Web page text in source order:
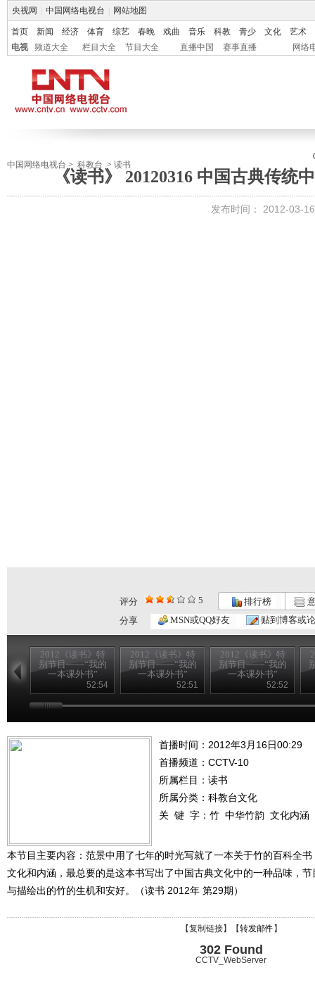
央视网 中国网络电视台 网站地图
首页 新闻 经济 体育 综艺 春晚 戏曲 音乐 科教 青少 文化
艺术
电视
频道大全 栏目大全 节目大全 直播中国 赛事直播 网络
中国网络电视台 > 科教台 > 读书
《读书》 20120316 中国古典传统
发布时间： 2012-03-
评分 5 排行榜
分享
MSN或QQ好友 贴到博客或
2012《读书》特
别节目——“我的
一本课外书”
2012082652:54
2012《读书》特
别节目——“我的
一本课外书”
2012082552:51
2012《读书》特
别节目——“我的
一本课外书”
2012082452:52
首播时间：2012年3月16日00:29
首播频道： CCTV-10
所属栏目： 读书
所属分类：科教台文化
关 键 字： 竹 中华竹韵 文化内涵
本节目主要内容：范景中用了七年的时光写就了一本关于竹的百科全
文化和内涵，最总要的是这本书写出了中国古典文化中的一种品味，
与描绘出的竹的生机和安好。（读书 2012年 第29期）
【复制链接】【转发邮件 】
302 Found
CCTV_WebServer